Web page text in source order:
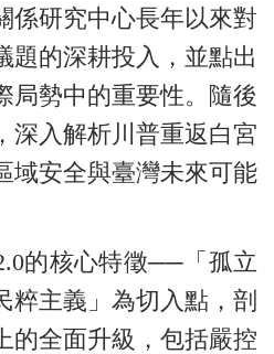
係研究中心長年以來對
題的深耕投入，並點出
局勢中的重要性。隨後
深入解析川普重返白宮
域安全與臺灣未來可能
的核心特徵──「孤立
粹主義」為切入點，剖
的全面升級，包括嚴控